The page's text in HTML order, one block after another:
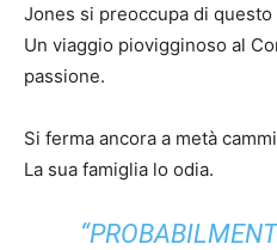
Jones si preoccupa di
Un viaggio piovigginoso al
passione.
Si ferma ancora a metà
La sua famiglia lo odia.